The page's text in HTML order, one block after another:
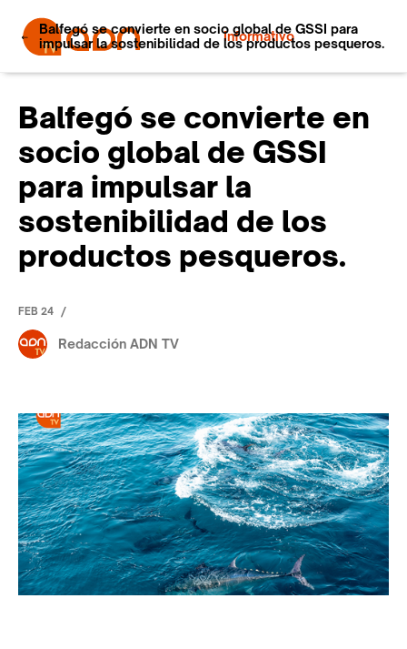
Informativo
Balfegó se convierte en socio global de GSSI para
impulsar la sostenibilidad de los productos pesqueros.
Balfegó se convierte en
socio global de GSSI
para impulsar la
sostenibilidad de los
productos pesqueros.
FEB 24 /
Redacción ADN TV